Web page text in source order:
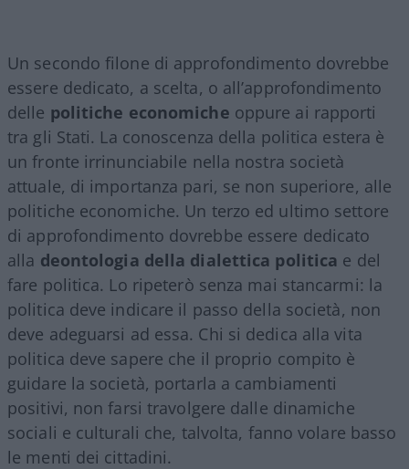
Un secondo filone di approfondimento dovrebbe
essere dedicato, a scelta, o all’approfondimento
delle politiche economiche oppure ai rapporti
tra gli Stati. La conoscenza della politica estera è
un fronte irrinunciabile nella nostra società
attuale, di importanza pari, se non superiore, alle
politiche economiche. Un terzo ed ultimo settore
di approfondimento dovrebbe essere dedicato
alla deontologia della dialettica politica e del
fare politica. Lo ripeterò senza mai stancarmi: la
politica deve indicare il passo della società, non
deve adeguarsi ad essa. Chi si dedica alla vita
politica deve sapere che il proprio compito è
guidare la società, portarla a cambiamenti
positivi, non farsi travolgere dalle dinamiche
sociali e culturali che, talvolta, fanno volare basso
le menti dei cittadini.